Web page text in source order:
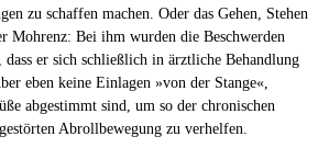
zu schaffen machen. Oder das Gehen, Stehen
Mohrenz: Bei ihm wurden die Beschwerden
er sich schließlich in ärztliche Behandlung
eben keine Einlagen »von der Stange«,
abgestimmt sind, um so der chronischen
Abrollbewegung zu verhelfen.